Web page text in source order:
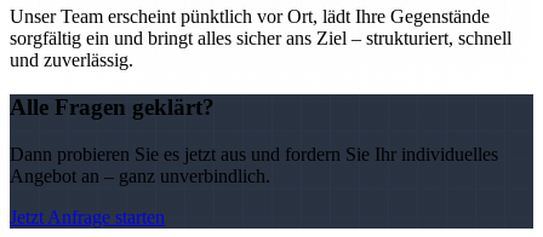
Unser Team erscheint pünktlich vor Ort, lädt Ihre Gegenstände
sorgfältig ein und bringt alles sicher ans Ziel – strukturiert, schnell
und zuverlässig.
Alle Fragen geklärt?
Dann probieren Sie es jetzt aus und fordern Sie Ihr individuelles
Angebot an – ganz unverbindlich.
Jetzt Anfrage starten